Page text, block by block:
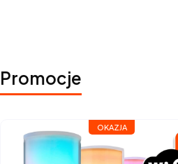
Promocje
OKAZJA